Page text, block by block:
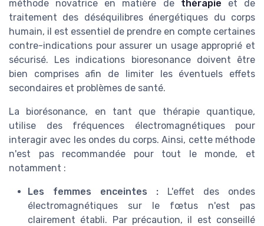
méthode novatrice en matière de thérapie et de
traitement des déséquilibres énergétiques du corps
humain, il est essentiel de prendre en compte certaines
contre-indications pour assurer un usage approprié et
sécurisé. Les indications bioresonance doivent être
bien comprises afin de limiter les éventuels effets
secondaires et problèmes de santé.
La biorésonance, en tant que thérapie quantique,
utilise des fréquences électromagnétiques pour
interagir avec les ondes du corps. Ainsi, cette méthode
n'est pas recommandée pour tout le monde, et
notamment :
Les femmes enceintes : L'effet des ondes
électromagnétiques sur le fœtus n'est pas
clairement établi. Par précaution, il est conseillé